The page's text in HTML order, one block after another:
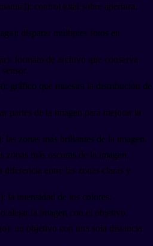
control total sobre apertura,
disparar múltiples fotos en
formato de archivo que conserva
gráfico que muestra la distribución de
partes de la imagen para mejorar la
las zonas más brillantes de la imagen.
zonas más oscuras de la imagen.
diferencia entre las zonas claras y
la intensidad de los colores.
alejar la imagen con el objetivo.
un objetivo con una sola distancia